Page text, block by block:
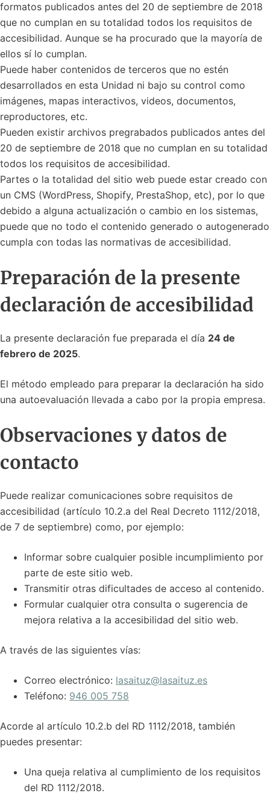
formatos publicados antes del 20 de septiembre de 2018
que no cumplan en su totalidad todos los requisitos de
accesibilidad. Aunque se ha procurado que la mayoría de
ellos sí lo cumplan.
Puede haber contenidos de terceros que no estén
desarrollados en esta Unidad ni bajo su control como
imágenes, mapas interactivos, videos, documentos,
reproductores, etc.
Pueden existir archivos pregrabados publicados antes del
20 de septiembre de 2018 que no cumplan en su totalidad
todos los requisitos de accesibilidad.
Partes o la totalidad del sitio web puede estar creado con
un CMS (WordPress, Shopify, PrestaShop, etc), por lo que
debido a alguna actualización o cambio en los sistemas,
puede que no todo el contenido generado o autogenerado
cumpla con todas las normativas de accesibilidad.
Preparación de la presente
declaración de accesibilidad
La presente declaración fue preparada el día 24 de
febrero de 2025.
El método empleado para preparar la declaración ha sido
una autoevaluación llevada a cabo por la propia empresa.
Observaciones y datos de
contacto
Puede realizar comunicaciones sobre requisitos de
accesibilidad (artículo 10.2.a del Real Decreto 1112/2018,
de 7 de septiembre) como, por ejemplo:
Informar sobre cualquier posible incumplimiento por
parte de este sitio web.
Transmitir otras dificultades de acceso al contenido.
Formular cualquier otra consulta o sugerencia de
mejora relativa a la accesibilidad del sitio web.
A través de las siguientes vías:
Correo electrónico: lasaituz@lasaituz.es
Teléfono: 946 005 758
Acorde al artículo 10.2.b del RD 1112/2018, también
puedes presentar:
Una queja relativa al cumplimiento de los requisitos
del RD 1112/2018.